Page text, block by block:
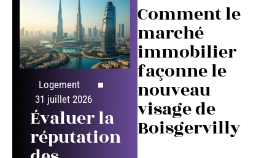
Logement
31 juillet 2026
Évaluer la
réputation
Comment le
marché
immobilier
façonne le
nouveau
visage de
Boisgervilly